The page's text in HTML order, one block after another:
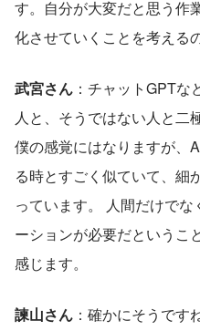
す。自分が大変だと思う作
化させていくことを考える
武宮さん ：チャットGPTな
人と、そうではない人と二
僕の感覚にはなりますが、
る時とすごく似ていて、細
っています。 人間だけで
ーションが必要だというこ
感じます。
諫山さん ：確かにそうです